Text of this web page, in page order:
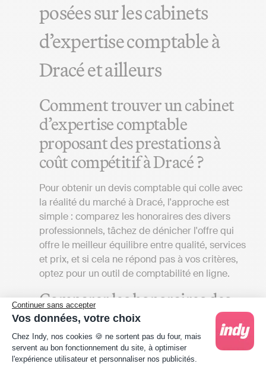
Continuer sans accepter
Vos données, votre choix
Plateforme de Gestion du Consentement :
Chez Indy, nos cookies 🍪 ne sortent pas du four, mais
servent au bon fonctionnement du site, à optimiser
l'expérience utilisateur et personnaliser nos publicités.
posées sur les cabinets
d’expertise comptable à
Dracé et ailleurs
Comment trouver un cabinet
d’expertise comptable
proposant des prestations à
coût compétitif à Dracé ?
Pour obtenir un devis comptable qui colle avec
la réalité du marché à Dracé, l'approche est
simple : comparez les honoraires des divers
professionnels, tâchez de dénicher l'offre qui
offre le meilleur équilibre entre qualité, services
et prix, et si cela ne répond pas à vos critères,
optez pour un outil de comptabilité en ligne.
Comparer les honoraires des
experts-comptables à Dracé
Plusieurs critères sont à prendre en compte
pour comparer des devis d’expert-comptable à